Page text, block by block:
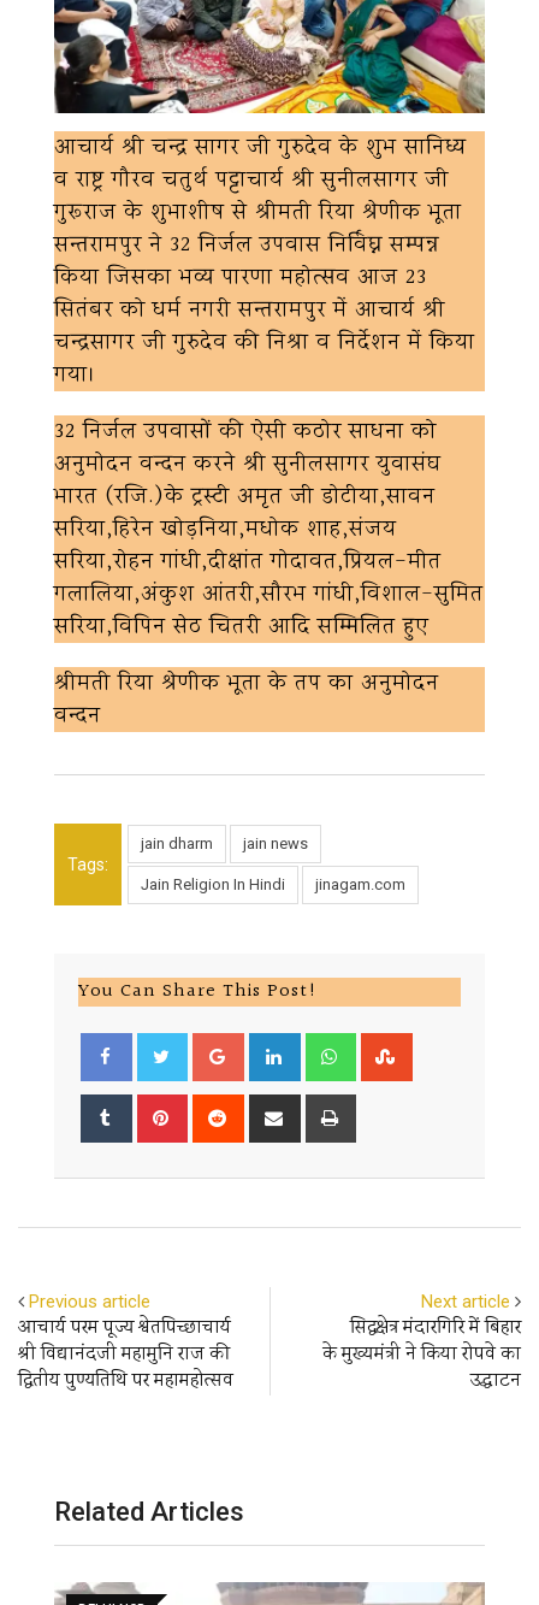
आचार्य श्री चन्द्र सागर जी गुरुदेव के शुभ सानिध्य
व राष्ट्र गौरव चतुर्थ पट्टाचार्य श्री सुनीलसागर जी
गुरूराज के शुभाशीष से श्रीमती रिया श्रेणीक भूता
सन्तरामपुर ने 32 निर्जल उपवास निर्विघ्न सम्पन्न
किया जिसका भव्य पारणा महोत्सव आज 23
सितंबर को धर्म नगरी सन्तरामपुर में आचार्य श्री
चन्द्रसागर जी गुरुदेव की निश्रा व निर्देशन में किया
गया।
32 निर्जल उपवासों की ऐसी कठोर साधना को
अनुमोदन वन्दन करने श्री सुनीलसागर युवासंघ
भारत (रजि.)के ट्रस्टी अमृत जी डोटीया,सावन
सरिया,हिरेन खोड़निया,मधोक शाह,संजय
सरिया,रोहन गांधी,दीक्षांत गोदावत,प्रियल-मीत
गलालिया,अंकुश आंतरी,सौरभ गांधी,विशाल-सुमित
सरिया,विपिन सेठ चितरी आदि सम्मिलित हुए
श्रीमती रिया श्रेणीक भूता के तप का अनुमोदन
वन्दन
Tags:
jain dharm jain news
Jain Religion In Hindi jinagam.com
You Can Share This Post!
Google+ LinkedIn Whatsapp
Tumblr Pinterest Reddit
Share
Previous article
आचार्य परम पूज्य श्वेतपिच्छाचार्य
श्री विद्यानंदजी महामुनि राज की
द्वितीय पुण्यतिथि पर महामहोत्सव
Next article
सिद्धक्षेत्र मंदारगिरि में बिहार
के मुख्यमंत्री ने किया रोपवे का
उद्घाटन
Related Articles